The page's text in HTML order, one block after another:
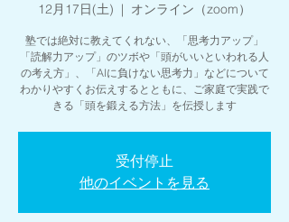
12月17日(土)
  |
オンライン（zoom）
塾では絶対に教えてくれない、「思考力アップ」
「読解力アップ」のツボや「頭がいいといわれる人
の考え方」、「AIに負けない思考力」などについて
わかりやすくお伝えするとともに、ご家庭で実践で
きる「頭を鍛える方法」を伝授します
受付停止
他のイベントを見る